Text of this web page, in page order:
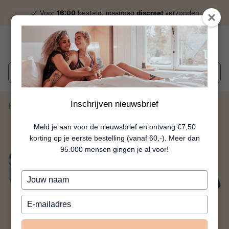
Inschrijven nieuwsbrief
Meld je aan voor de nieuwsbrief en ontvang €7,50
korting op je eerste bestelling (vanaf 60,-). Meer dan
95.000 mensen gingen je al voor!
Typ
je
naam
Typ
je
e-
Voor 16:00 besteld, maandag discreetverzonden
Wat zoek je?
Home Hollow Hard